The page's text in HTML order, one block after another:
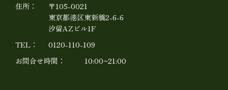
住所：
〒105-0021
東京都港区東新橋2-6-6
汐留AZビル1F
TEL：
0120-110-109
お問合せ時間：
10:00~21:00